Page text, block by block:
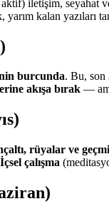
iletişim, seyahat
yarım kalan
burcunda. Bu, son
akışa bırak —
rüyalar ve
İçsel çalışma